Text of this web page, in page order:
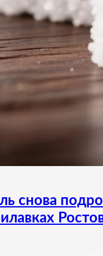
снова